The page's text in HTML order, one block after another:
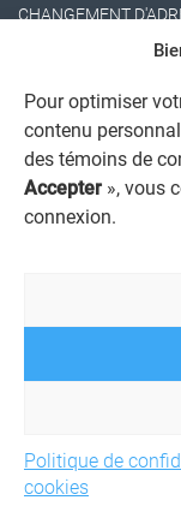
Pour optimiser
contenu
des témoins de
Accepter », vous
connexion.
Politique de
cookies
CHANGEMENT
AVIS JURIDIQUE
POLITIQUE DE
REGISTRE DES
© 2026 Société de
droits réservés.